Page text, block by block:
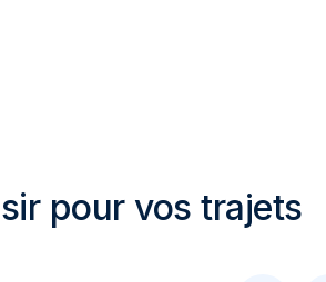
pour vos trajets